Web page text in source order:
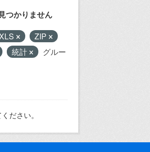
つかりません
XLS
ZIP
統計
グルー
ださい。